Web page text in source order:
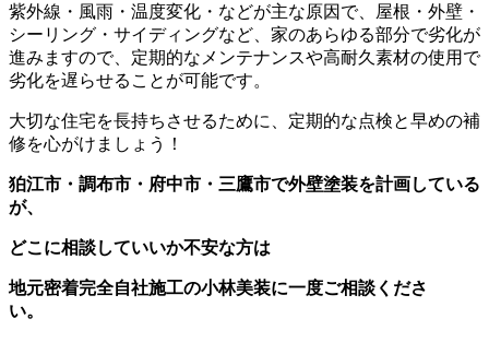
紫外線・風雨・温度変化・などが主な原因で、屋根・外壁・
シーリング・サイディングなど、家のあらゆる部分で劣化が
進みますので、定期的なメンテナンスや高耐久素材の使用で
劣化を遅らせることが可能です。
大切な住宅を長持ちさせるために、定期的な点検と早めの補
修を心がけましょう！
狛江市・調布市・府中市・三鷹市で外壁塗装を計画している
が、
どこに相談していいか不安な方は
地元密着完全自社施工の小林美装に一度ご相談くださ
い。